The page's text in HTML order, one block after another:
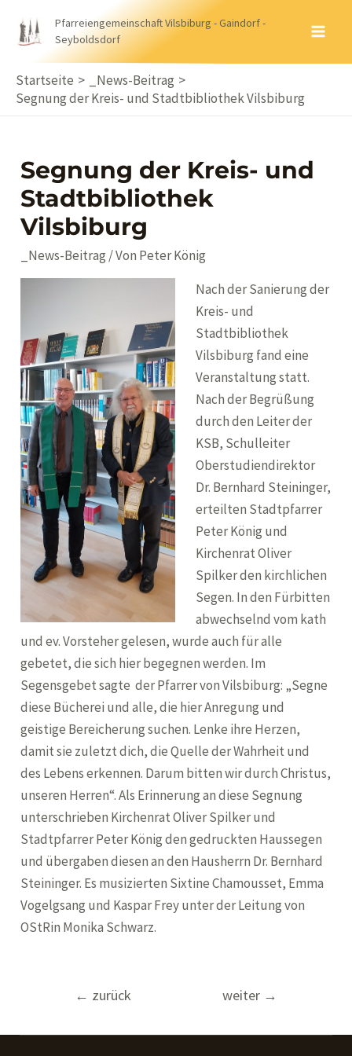
Inhalt
Pfarreiengemeinschaft Vilsbiburg - Gaindorf -
Seyboldsdorf
Startseite
_News-Beitrag
Segnung der Kreis- und Stadtbibliothek Vilsbiburg
Segnung der Kreis- und
Stadtbibliothek
Vilsbiburg
_News-Beitrag / Von Peter König
Nach der Sanierung der
Kreis- und
Stadtbibliothek
Vilsbiburg fand eine
Veranstaltung statt.
Nach der Begrüßung
durch den Leiter der
KSB, Schulleiter
Oberstudiendirektor
Dr. Bernhard Steininger,
erteilten Stadtpfarrer
Peter König und
Kirchenrat Oliver
Spilker den kirchlichen
Segen. In den Fürbitten
abwechselnd vom kath
und ev. Vorsteher gelesen, wurde auch für alle
gebetet, die sich hier begegnen werden. Im
Segensgebet sagte der Pfarrer von Vilsbiburg: „Segne
diese Bücherei und alle, die hier Anregung und
geistige Bereicherung suchen. Lenke ihre Herzen,
damit sie zuletzt dich, die Quelle der Wahrheit und
des Lebens erkennen. Darum bitten wir durch Christus,
unseren Herren“. Als Erinnerung an diese Segnung
unterschrieben Kirchenrat Oliver Spilker und
Stadtpfarrer Peter König den gedruckten Haussegen
und übergaben diesen an den Hausherrn Dr. Bernhard
Steininger. Es musizierten Sixtine Chamousset, Emma
Vogelgsang und Kaspar Frey unter der Leitung von
OStRin Monika Schwarz.
Beitragsnavigation
← zurück weiter →